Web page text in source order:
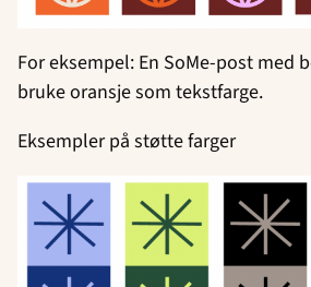
For eksempel: En SoMe-post med
bruke oransje som tekstfarge.
Eksempler på støtte farger